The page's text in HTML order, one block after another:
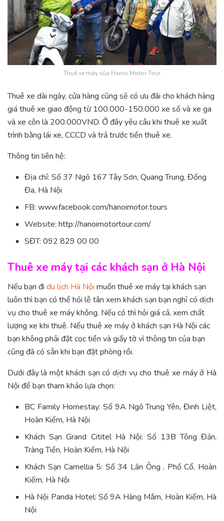
Thuê xe máy của Hanoi Motor Tour
Thuê xe dài ngày, cửa hàng cũng sẽ có ưu đãi cho khách hàng
giá thuê xe giao động từ 100.000-150.000 xe số và xe ga
và xe côn là 200.000VND. Ở đây yêu cầu khi thuê xe xuất
trình bằng lái xe, CCCD và trả trước tiền thuê xe.
Thông tin liên hệ:
Địa chỉ: Số 37 Ngõ 167 Tây Sơn, Quang Trung, Đống
Đa, Hà Nội
FB: www.facebook.com/hanoimotor.tours
Website: http://hanoimotortour.com/
SĐT: 092 829 00 00
Thuê xe máy tại các khách sạn ở Hà Nội
Nếu bạn đi du lịch Hà Nội muốn thuê xe máy tại khách sạn
luôn thì bạn có thể hỏi lễ tân xem khách sạn bạn nghỉ có dịch
vụ cho thuê xe máy không. Nếu có thì hỏi giá cả, xem chất
lượng xe khi thuê. Nếu thuê xe máy ở khách sạn Hà Nội các
bạn không phải đặt cọc tiền và giấy tờ vì thông tin của bạn
cũng đã có sẵn khi bạn đặt phòng rồi.
Dưới đây là một khách sạn có dịch vụ cho thuê xe máy ở Hà
Nội để bạn tham khảo lựa chọn:
BC Family Homestay: Số 9A Ngõ Trung Yên, Đinh Liệt,
Hoàn Kiếm, Hà Nội
Khách Sạn Grand Cititel Hà Nội: Số 13B Tông Đản,
Tràng Tiền, Hoàn Kiếm, Hà Nội
Khách Sạn Camellia 5: Số 34 Lãn Ông , Phố Cổ, Hoàn
Kiếm, Hà Nội
Hà Nội Panda Hotel: Số 9A Hàng Mắm, Hoàn Kiếm, Hà
Nội